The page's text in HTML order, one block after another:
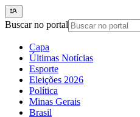
Buscar no portal
Capa
Últimas Notícias
Esporte
Eleições 2026
Política
Minas Gerais
Brasil